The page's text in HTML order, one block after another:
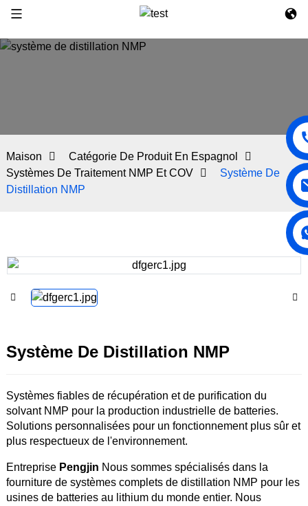
Maison
Catégorie De Produit En Espagnol
Systèmes De Traitement NMP Et COV
Système De
Distillation NMP
Système De Distillation NMP
Systèmes fiables de récupération et de purification du
solvant NMP pour la production industrielle de batteries.
Solutions personnalisées pour un fonctionnement plus sûr et
plus respectueux de l'environnement.
Entreprise Pengjin Nous sommes spécialisés dans la
fourniture de systèmes complets de distillation NMP pour les
usines de batteries au lithium du monde entier. Nous